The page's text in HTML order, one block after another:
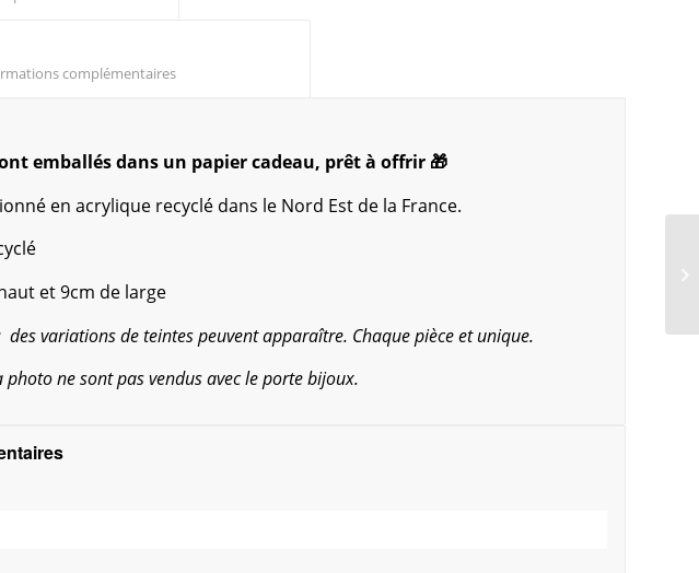
emballés dans un papier cadeau, prêt à offrir 🎁
en acrylique recyclé dans le Nord Est de la France.
et 9cm de large
variations de teintes peuvent apparaître. Chaque pièce et unique.
ne sont pas vendus avec le porte bijoux.